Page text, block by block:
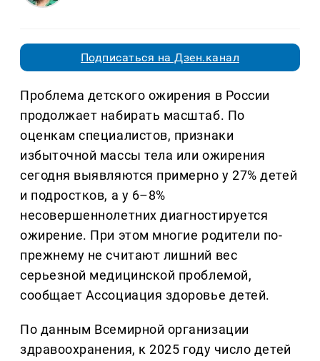
Подписаться на Дзен.канал
Проблема детского ожирения в России
продолжает набирать масштаб. По
оценкам специалистов, признаки
избыточной массы тела или ожирения
сегодня выявляются примерно у 27% детей
и подростков, а у 6–8%
несовершеннолетних диагностируется
ожирение. При этом многие родители по-
прежнему не считают лишний вес
серьезной медицинской проблемой,
сообщает Ассоциация здоровье детей.
По данным Всемирной организации
здравоохранения, к 2025 году число детей